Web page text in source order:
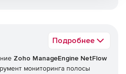
Подробнее
Zoho ManageEngine NetFlow
мониторинга полосы